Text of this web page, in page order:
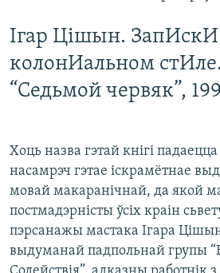
Ігар Цішын. ЗапИскИ
колонИальном
“Седьмой червяк”,
Хоць назва гэтай кнігі
насамрэч гэтае іскрамётнае
мовай макаранічнай, да якой
постмадэрністы ўсіх краін
пэрсанажы мастака Ігара
выдуманай падпольнай групы